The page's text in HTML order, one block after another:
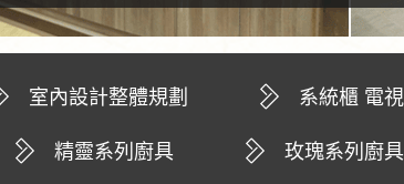
室內設計整體規劃 系統櫃 電
精靈系列廚具 玫瑰系列廚具